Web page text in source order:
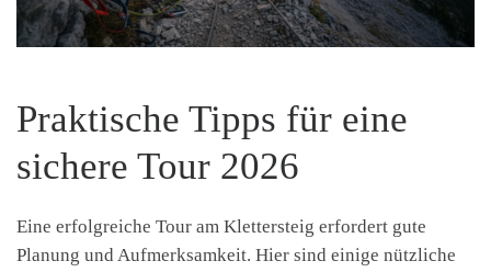
Praktische Tipps für eine
sichere Tour 2026
Eine erfolgreiche Tour am Klettersteig erfordert gute
Planung und Aufmerksamkeit. Hier sind einige nützliche